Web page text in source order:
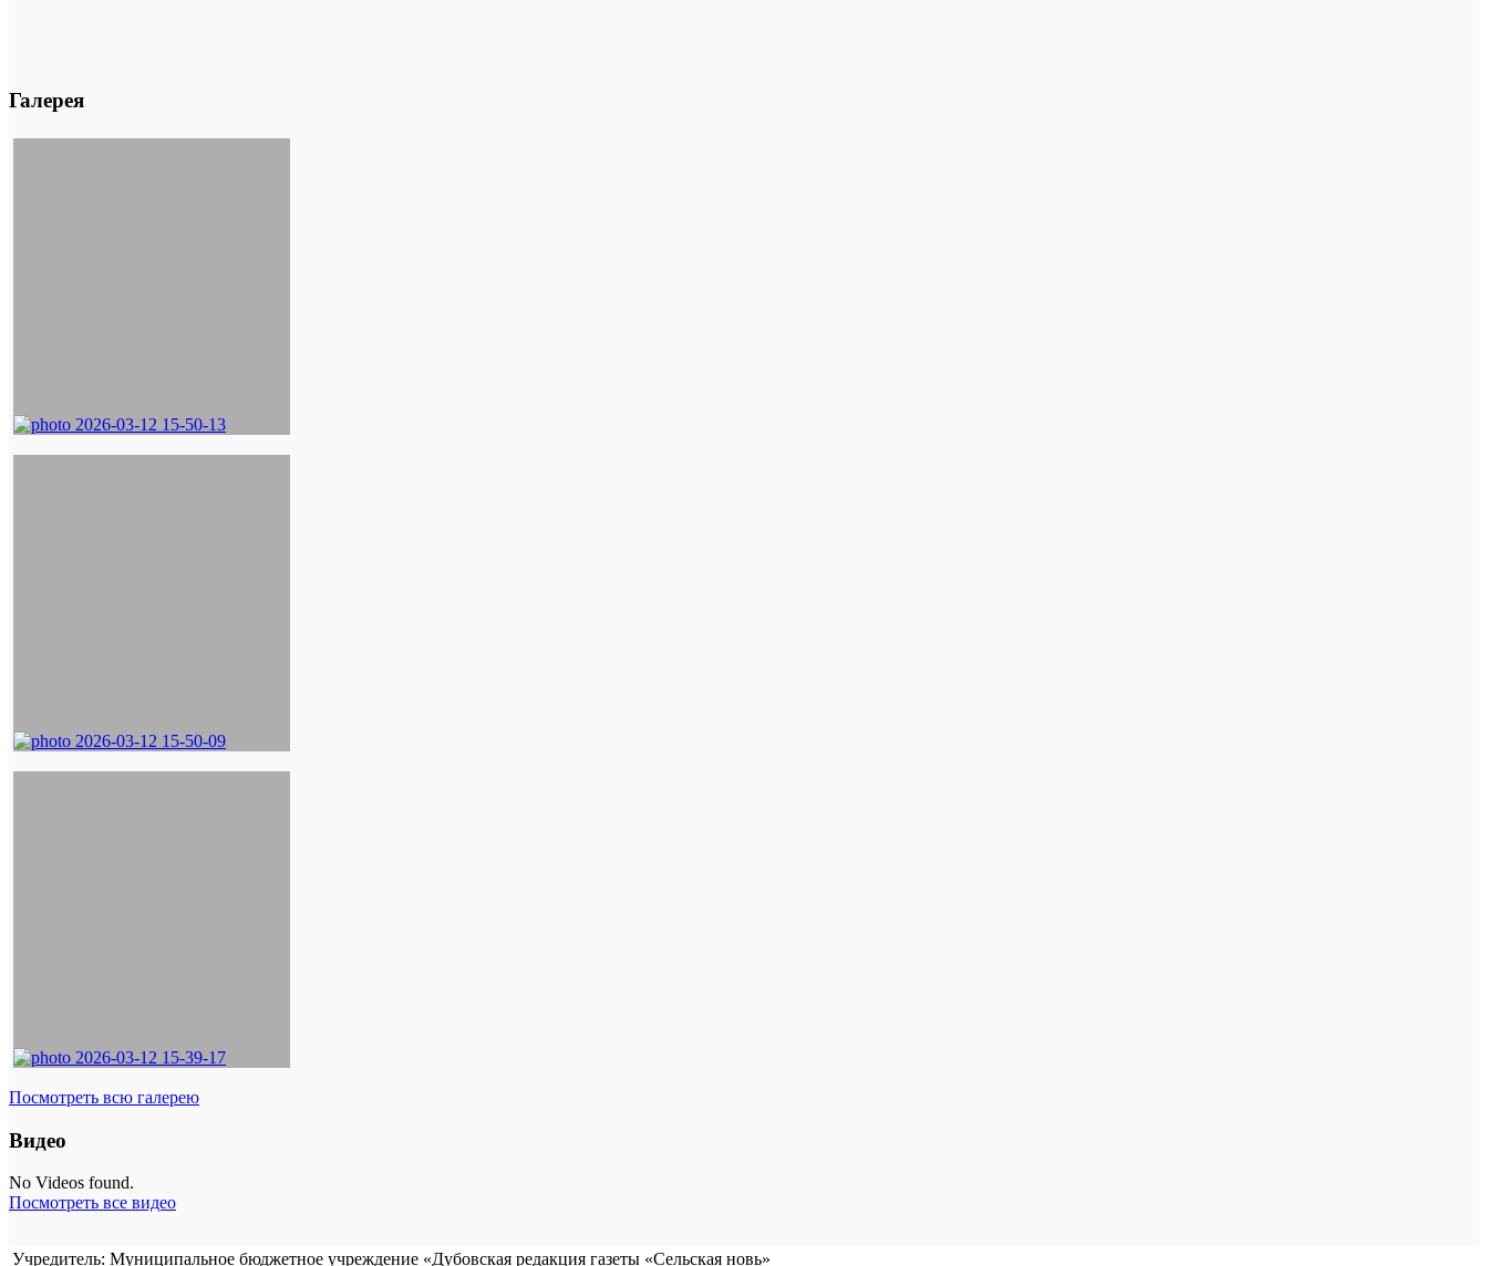
Галерея
Посмотреть всю галерею
Видео
No Videos found.
Посмотреть все видео
Учредитель: Муниципальное бюджетное учреждение «Дубовская редакция газеты «Сельская новь»